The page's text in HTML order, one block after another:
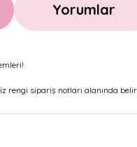
Yorumlar
rengi sipariş notları alanında